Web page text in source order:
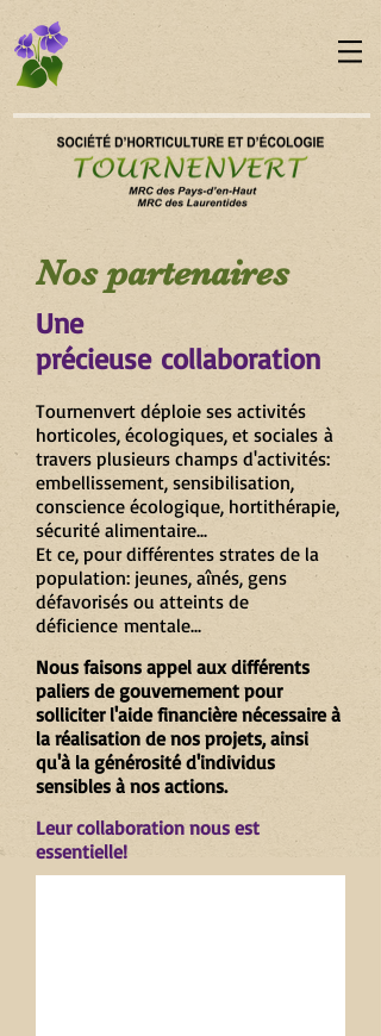
Nos partenaires
Une
précieuse collaboration
Tournenvert déploie ses activités
horticoles, écologiques, et sociales à
travers plusieurs champs d'activités:
embellissement, sensibilisation,
conscience écologique, hortithérapie,
sécurité alimentaire...
Et ce, pour différentes strates de la
population: jeunes, aînés, gens
défavorisés ou atteints de
déficience mentale​...
Nous faisons appel aux différents
paliers de gouvernement pour
solliciter l'aide financière nécessaire à
la réalisation de nos projets, ainsi
qu'à la générosité d'individus
sensibles à nos actions.
Leur collaboration nous est
essentielle!